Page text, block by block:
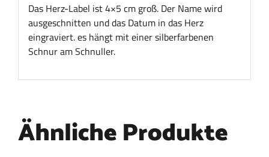
Das Herz-Label ist 4×5 cm groß. Der Name wird
ausgeschnitten und das Datum in das Herz
eingraviert. es hängt mit einer silberfarbenen
Schnur am Schnuller.
Ähnliche Produkte